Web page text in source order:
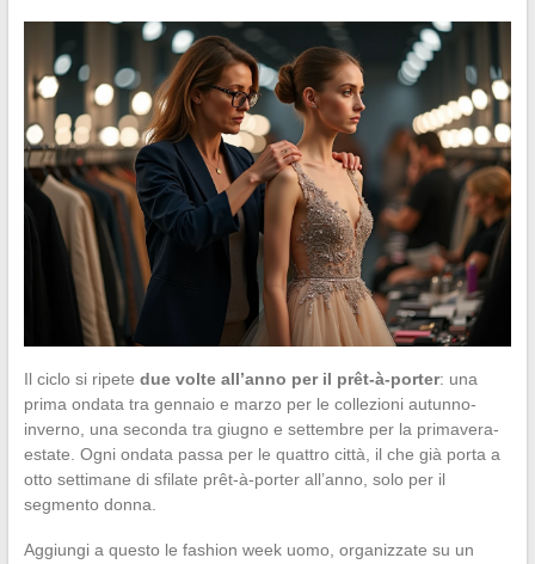
Il ciclo si ripete due volte all’anno per il prêt-à-porter: una
prima ondata tra gennaio e marzo per le collezioni autunno-
inverno, una seconda tra giugno e settembre per la primavera-
estate. Ogni ondata passa per le quattro città, il che già porta a
otto settimane di sfilate prêt-à-porter all’anno, solo per il
segmento donna.
Aggiungi a questo le fashion week uomo, organizzate su un